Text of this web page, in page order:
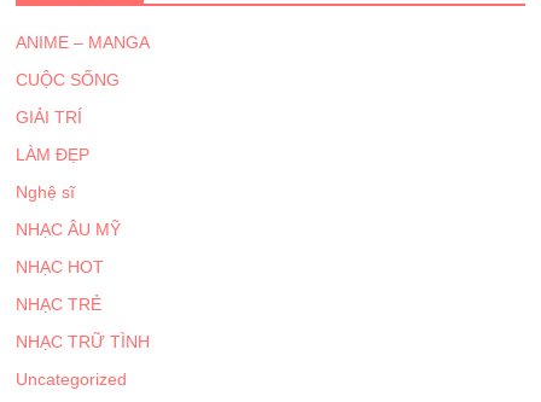
ANIME – MANGA
CUỘC SỐNG
GIẢI TRÍ
LÀM ĐẸP
Nghệ sĩ
NHẠC ÂU MỸ
NHẠC HOT
NHẠC TRẺ
NHẠC TRỮ TÌNH
Uncategorized